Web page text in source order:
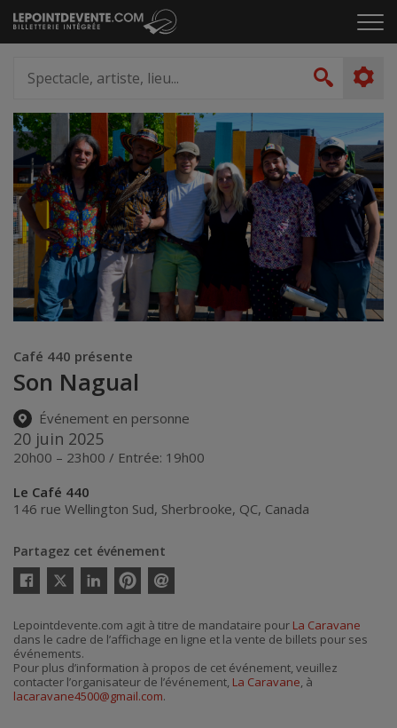
Passer
au
le
artiste,
lieu...
Café 440 présente
Son Nagual
Événement en personne
20 juin 2025
20h00 – 23h00 / Entrée: 19h00
Le Café 440
146 rue Wellington Sud, Sherbrooke, QC, Canada
Partagez cet événement
Twitter
courriel
Lepointdevente.com agit à titre de mandataire pour La Caravane
dans le cadre de l’affichage en ligne et la vente de billets pour ses
événements.
Pour plus d’information à propos de cet événement, veuillez
contacter l’organisateur de l’événement, La Caravane, à
lacaravane4500@gmail.com.